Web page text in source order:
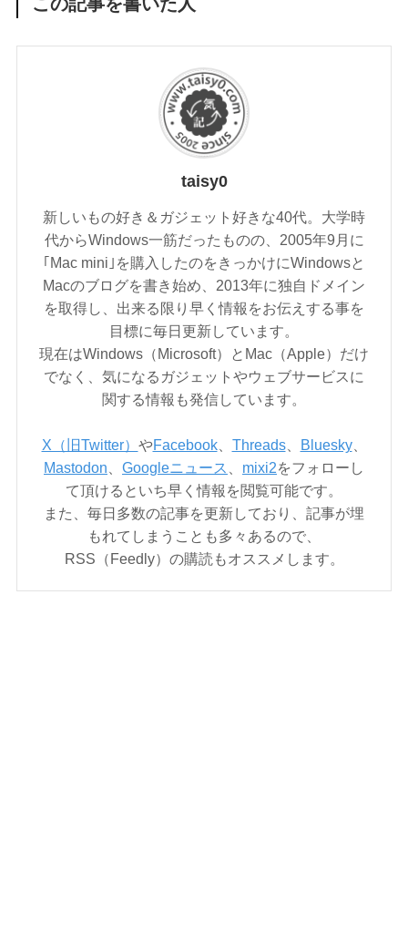
taisy0
新しいもの好き＆ガジェット好きな40代。大学時
代からWindows一筋だったものの、2005年9月に
｢Mac mini｣を購入したのをきっかけにWindowsと
Macのブログを書き始め、2013年に独自ドメイン
を取得し、出来る限り早く情報をお伝えする事を
目標に毎日更新しています。
現在はWindows（Microsoft）とMac（Apple）だけ
でなく、気になるガジェットやウェブサービスに
関する情報も発信しています。
X（旧Twitter） やFacebook、 Threads、 Bluesky、
Mastodon
Googleニュース mixi2をフォローし
て頂けるといち早く情報を閲覧可能です。
また、毎日多数の記事を更新しており、記事が埋
もれてしまうことも多々あるので、
RSS（Feedly）の購読もオススメします。